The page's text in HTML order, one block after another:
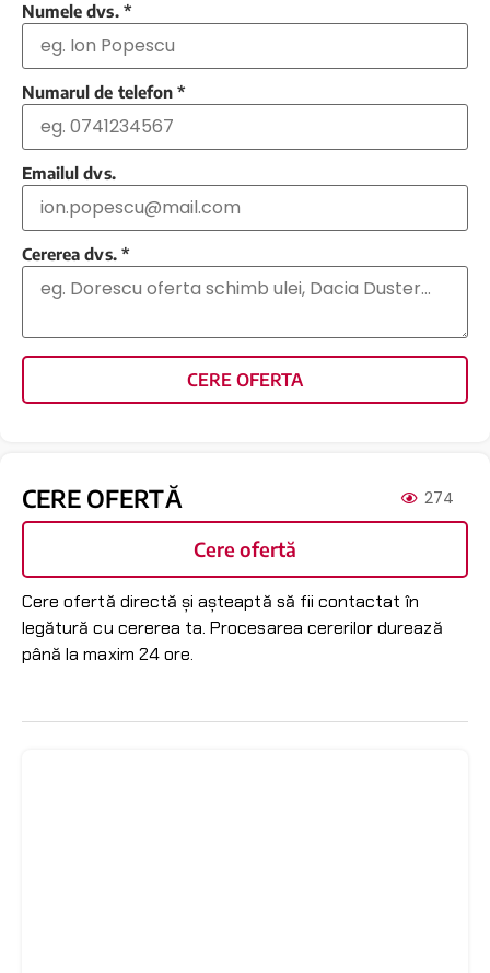
Numele dvs. *
Numarul de telefon *
Emailul dvs.
Cererea dvs. *
CERE OFERTA
CERE OFERTĂ 274
Cere ofertă
Cere ofertă directă și așteaptă să fii contactat în
legătură cu cererea ta. Procesarea cererilor durează
până la maxim 24 ore.